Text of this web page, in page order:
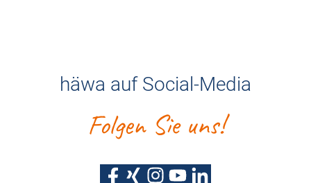
häwa auf Social-Media
Folgen Sie uns!